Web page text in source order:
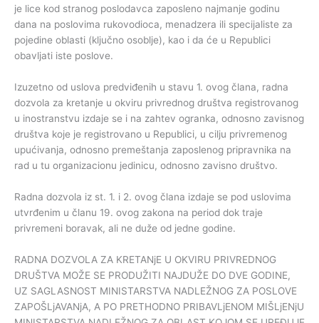
je lice kod stranog poslodavca zaposleno najmanje godinu
dana na poslovima rukovodioca, menadzera ili specijaliste za
pojedine oblasti (ključno osoblje), kao i da će u Republici
obavljati iste poslove.
Izuzetno od uslova predviđenih u stavu 1. ovog člana, radna
dozvola za kretanje u okviru privrednog društva registrovanog
u inostranstvu izdaje se i na zahtev ogranka, odnosno zavisnog
društva koje je registrovano u Republici, u cilju privremenog
upućivanja, odnosno premeštanja zaposlenog pripravnika na
rad u tu organizacionu jedinicu, odnosno zavisno društvo.
Radna dozvola iz st. 1. i 2. ovog člana izdaje se pod uslovima
utvrđenim u članu 19. ovog zakona na period dok traje
privremeni boravak, ali ne duže od jedne godine.
RADNA DOZVOLA ZA KRETANjE U OKVIRU PRIVREDNOG
DRUŠTVA MOŽE SE PRODUŽITI NAJDUŽE DO DVE GODINE,
UZ SAGLASNOST MINISTARSTVA NADLEŽNOG ZA POSLOVE
ZAPOŠLjAVANjA, A PO PRETHODNO PRIBAVLjENOM MIŠLjENjU